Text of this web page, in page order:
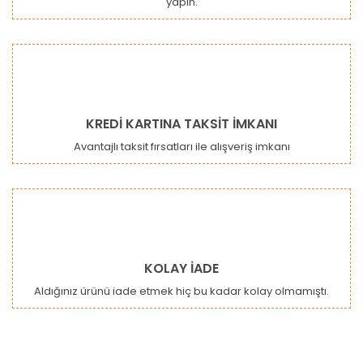
KREDİ KARTINA TAKSİT İMKANI
Avantajlı taksit fırsatları ile alışveriş imkanı
KOLAY İADE
Aldığınız ürünü iade etmek hiç bu kadar kolay olmamıştı.